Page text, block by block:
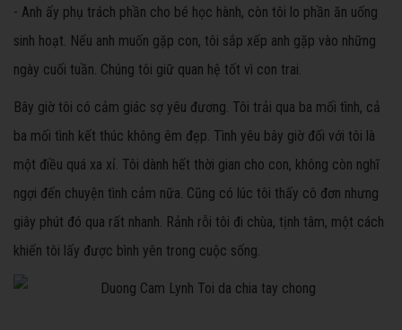
- Anh ấy phụ trách phần cho bé học hành, còn tôi lo phần ăn uống
sinh hoạt. Nếu anh muốn gặp con, tôi sắp xếp anh gặp vào những
ngày cuối tuần. Chúng tôi giữ quan hệ tốt vì con trai.
Bây giờ tôi có cảm giác sợ yêu đương. Tôi trải qua ba mối tình, cả
ba mối tình kết thúc không êm đẹp. Tình yêu bây giờ đối với tôi là
một điều quá xa xỉ. Tôi dành hết thời gian cho con, không còn nghĩ
ngợi đến chuyện tình cảm nữa. Cũng có lúc tôi thấy cô đơn nhưng
giây phút đó qua rất nhanh. Rảnh rỗi tôi đi chùa, tịnh tâm, một cách
khiến tôi lấy được bình yên trong cuộc sống.